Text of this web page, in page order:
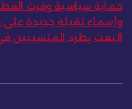
حماية سياسية وفرت
وأسماء ثقيلة جديدة على
البعث يطرد